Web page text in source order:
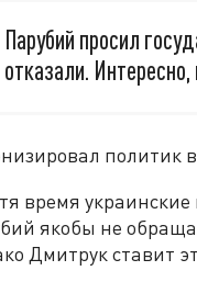
Парубий просил
отказали.
политик
время
якобы не
Дмитрук ставит